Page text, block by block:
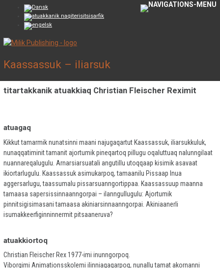
Kaassassuk – iliarsuk
titartakkanik atuakkiaq Christian Fleischer Reximit
atuagaq
Kikkut tamarmik nunatsinni maani najugaqartut Kaassassuk, iliarsukkuluk,
nunaqqatiminit tamanit ajortumik pineqartoq pillugu oqaluttuaq nalunngilaat
nuannareqalugulu. Arnarsiarsuatali angutillu utoqqaap kisimik asavaat
ikiortarlugulu. Kaassassuk asimukarpoq, tamaanilu Pissaap Inua
aggersarlugu, taassumalu pissarsuanngortippaa. Kaassassuup maanna
tamaasa sapersissinnaanngorpai – ilanngullugulu: Ajortumik
pinnitsigisimasani tamaasa akiniarsinnaanngorpai. Akiniaanerli
isumakkeerfiginninnermit pitsaaneruva?
atuakkiortoq
Christian Fleischer Rex 1977-imi inunngorpoq.
Viborgimi Animationsskolemi ilinniagaqarpoq, nunallu tamat akornanni